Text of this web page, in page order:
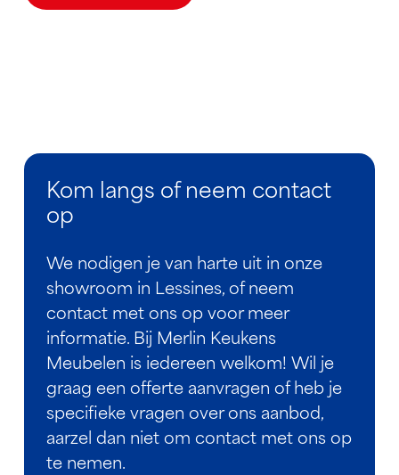
Kom langs of neem contact
op
We nodigen je van harte uit in onze
showroom in Lessines, of neem
contact met ons op voor meer
informatie. Bij Merlin Keukens
Meubelen is iedereen welkom! Wil je
graag een offerte aanvragen of heb je
specifieke vragen over ons aanbod,
aarzel dan niet om contact met ons op
te nemen.